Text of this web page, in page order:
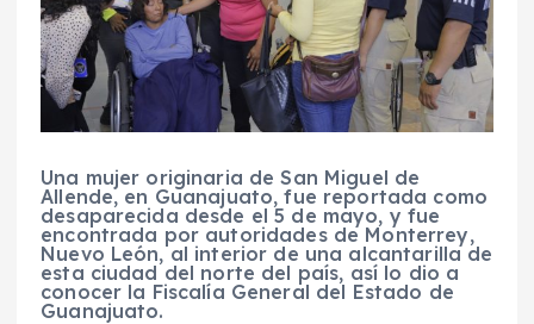
Una mujer originaria de San Miguel de
Allende, en Guanajuato, fue reportada como
desaparecida desde el 5 de mayo, y fue
encontrada por autoridades de Monterrey,
Nuevo León, al interior de una alcantarilla de
esta ciudad del norte del país, así lo dio a
conocer la Fiscalía General del Estado de
Guanajuato.